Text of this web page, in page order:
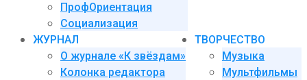
ПрофОриентация
Социализация
ЖУРНАЛ
О журнале «К звёздам»
Колонка редактора
ТВОРЧЕСТВО
Музыка
Мультфильмы